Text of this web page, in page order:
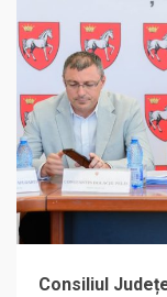
Consiliul